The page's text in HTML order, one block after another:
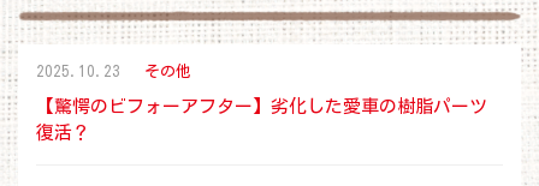
2025.10.23 その他
​【驚愕のビフォーアフター】劣化した愛車の樹脂パーツ
復活？